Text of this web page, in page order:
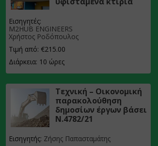
κωδικού
Εισηγητές:
M2HUB ENGINEERS
Χρήστος Ροδόπουλος
Τιμή από: €215.00
Διάρκεια: 10 ώρες
Τεχνική – Οικονομική
παρακολούθηση
δημοσίων έργων βάσει
Ν.4782/21
Εισηγητής: Ζήσης Παπασταμάτης